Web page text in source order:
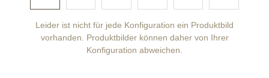
Leider ist nicht für jede Konfiguration ein Produktbild
vorhanden. Produktbilder können daher von Ihrer
Konfiguration abweichen.